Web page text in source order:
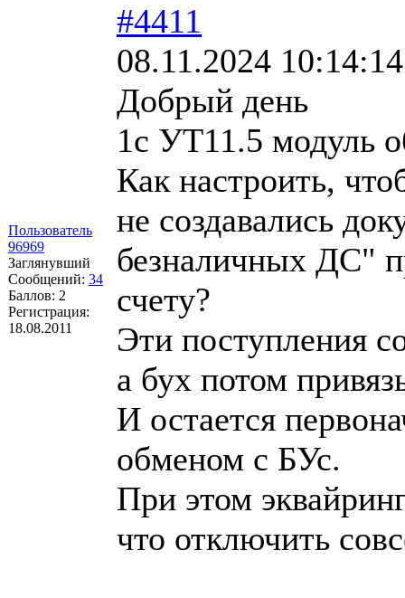
Пользователь
96969
Заглянувший
Сообщений: 34
Баллов: 2
Регистрация:
18.08.2011
#4411
08.11.2024 10:14:14
Добрый день
1с УТ11.5 модуль
Как настроить,
не создавались
безналичных ДС"
счету?
Эти поступления
а бух потом
И остается
обменом с БУс.
При этом
что отключить